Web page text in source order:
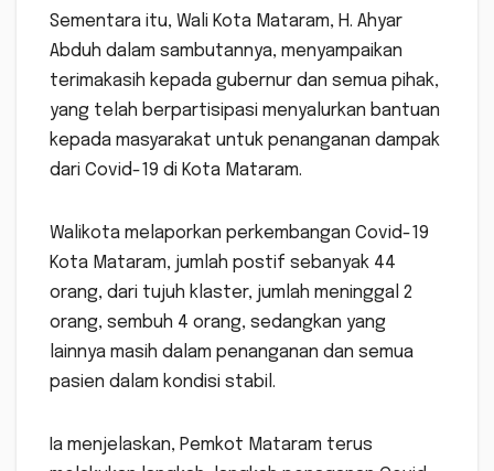
Sementara itu, Wali Kota Mataram, H. Ahyar
Abduh dalam sambutannya, menyampaikan
terimakasih kepada gubernur dan semua pihak,
yang telah berpartisipasi menyalurkan bantuan
kepada masyarakat untuk penanganan dampak
dari Covid-19 di Kota Mataram.
Walikota melaporkan perkembangan Covid-19
Kota Mataram, jumlah postif sebanyak 44
orang, dari tujuh klaster, jumlah meninggal 2
orang, sembuh 4 orang, sedangkan yang
lainnya masih dalam penanganan dan semua
pasien dalam kondisi stabil.
Ia menjelaskan, Pemkot Mataram terus